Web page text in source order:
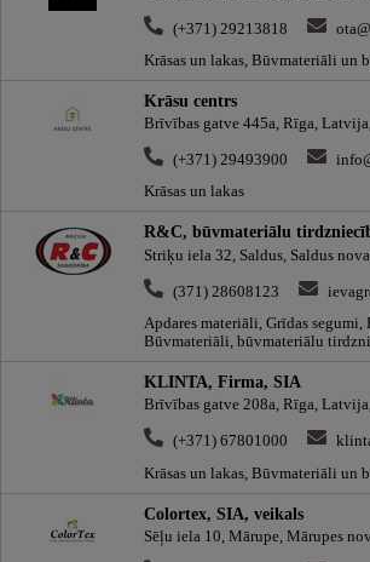
(+371) 29213818
Krāsas un lakas, Būvmateriāli un
Krāsu centrs
Brīvības gatve 445a, Rīga,
(+371) 29493900
Krāsas un lakas
R&C, būvmateriālu
Striķu iela 32, Saldus, Saldus
(371) 28608123
Apdares materiāli, Grīdas segumi,
Būvmateriāli, būvmateriālu
KLINTA, Firma, SIA
Brīvības gatve 208a, Rīga,
(+371) 67801000
Krāsas un lakas, Būvmateriāli un
Colortex, SIA, veikals
Sēļu iela 10, Mārupe, Mārupes